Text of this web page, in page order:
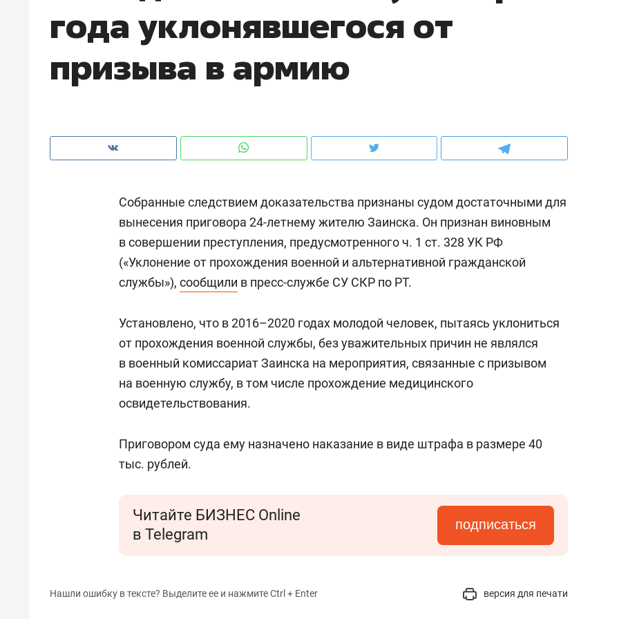
года уклонявшегося от
призыва в армию
Собранные следствием доказательства признаны судом достаточными для
вынесения приговора 24-летнему жителю Заинска. Он признан виновным
в совершении преступления, предусмотренного ч. 1 ст. 328 УК РФ
(«Уклонение от прохождения военной и альтернативной гражданской
службы»), сообщили в пресс-службе СУ СКР по РТ.
Установлено, что в 2016–2020 годах молодой человек, пытаясь уклониться
от прохождения военной службы, без уважительных причин не являлся
в военный комиссариат Заинска на мероприятия, связанные с призывом
на военную службу, в том числе прохождение медицинского
освидетельствования.
Приговором суда ему назначено наказание в виде штрафа в размере 40
тыс. рублей.
Читайте БИЗНЕС Online
в Telegram
подписаться
Нашли ошибку в тексте? Выделите ее и нажмите Ctrl + Enter версия для печати
чем интересен Оман?
клиентах и чудных запросах мастеров
Оставить шум за волной: как
строят тишину в казанском
Рекомендуем
Психотерапевт «Фороса»:
«Директорский невроз» –
свою сверхнагрузку
стрессом»
Дизайнер-прораб
для меня это